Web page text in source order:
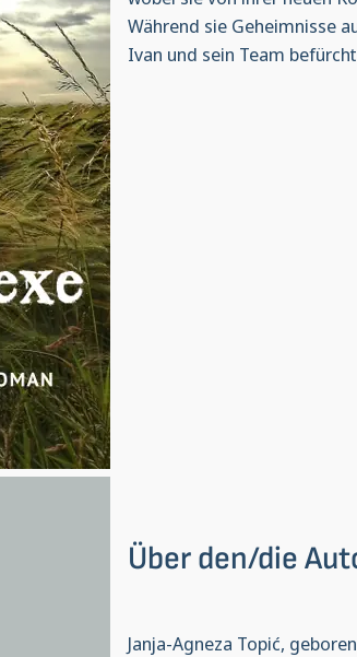
Während sie Geheimnisse
Ivan und sein Team
Über den/die
Janja-Agneza Topić,